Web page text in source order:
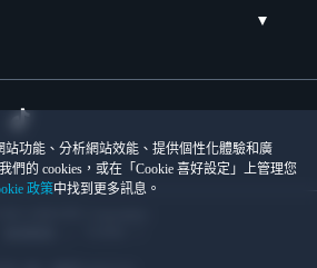
站功能、分析網站效能、提供個性化體驗和廣
們的 cookies，或在「Cookie 喜好設定」上管理您
政策中找到更多訊息。